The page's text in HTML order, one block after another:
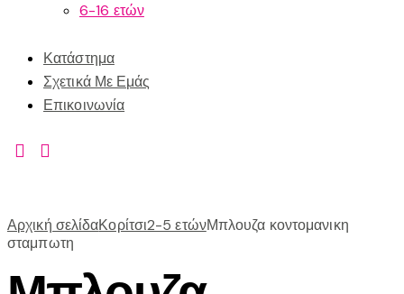
6-16 ετών
Κατάστημα
Σχετικά Με Εμάς
Επικοινωνία
Αρχική σελίδαΚορίτσι2-5 ετώνΜπλουζα κοντομανικη
σταμπωτη